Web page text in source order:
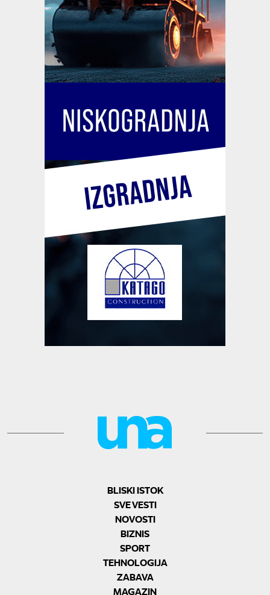
BLISKI ISTOK
SVE VESTI
NOVOSTI
BIZNIS
SPORT
TEHNOLOGIJA
ZABAVA
MAGAZIN